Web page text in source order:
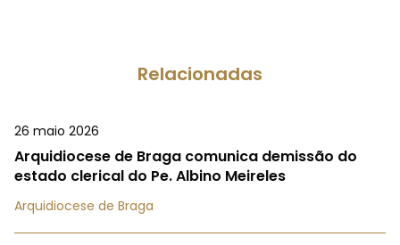
Relacionadas
26 maio 2026
Arquidiocese de Braga comunica demissão do
estado clerical do Pe. Albino Meireles
Arquidiocese de Braga